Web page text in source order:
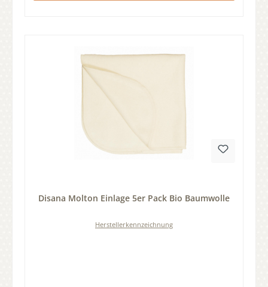
Disana Molton Einlage 5er Pack Bio Baumwolle
Herstellerkennzeichnung